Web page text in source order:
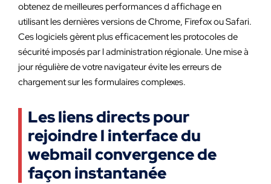
obtenez de meilleures performances d affichage en
utilisant les dernières versions de Chrome, Firefox ou Safari.
Ces logiciels gèrent plus efficacement les protocoles de
sécurité imposés par l administration régionale. Une mise à
jour régulière de votre navigateur évite les erreurs de
chargement sur les formulaires complexes.
Les liens directs pour
rejoindre l interface du
webmail convergence de
façon instantanée